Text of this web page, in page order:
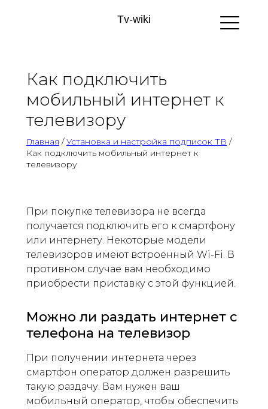
Tv-wiki
Как подключить
мобильный интернет к
телевизору
Главная /Установка и настройка подписок ТВ /
Как подключить мобильный интернет к
телевизору
При покупке телевизора не всегда
получается подключить его к смартфону
или интернету. Некоторые модели
телевизоров имеют встроенный Wi-Fi. В
противном случае вам необходимо
приобрести приставку с этой функцией.
Можно ли раздать интернет с
телефона на телевизор
При получении интернета через
смартфон оператор должен разрешить
такую ​​раздачу. Вам нужен ваш
мобильный оператор, чтобы обеспечить